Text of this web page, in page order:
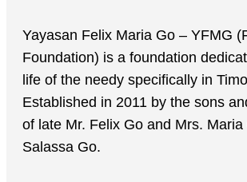
Yayasan Felix Maria Go – YFMG
Foundation) is a foundation
life of the needy specifically in
Established in 2011 by the sons
of late Mr. Felix Go and Mrs. Maria
Salassa Go.